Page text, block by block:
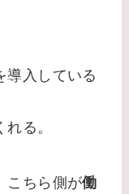
導入している
る。
こちら側が働